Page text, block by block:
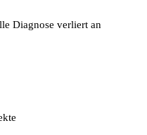
Diagnose verliert an